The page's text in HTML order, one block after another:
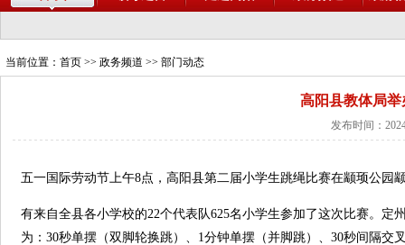
当前位置： 首页 >> 政务频道 >> 部门动态
高阳县教体局
发布时间：
五一国际劳动节上午8点，高阳县第二届小学生跳绳比赛在颛顼公园
有来自全县各小学校的22个代表队625名小学生参加了这次比赛。
为：30秒单摆（双脚轮换跳）、1分钟单摆（并脚跳）、30秒间隔